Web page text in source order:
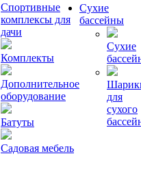
Спортивные
комплексы для
дачи
Комплекты
Дополнительное
оборудование
Батуты
Садовая мебель
Сухие
бассейны
Сухие
для
сухого